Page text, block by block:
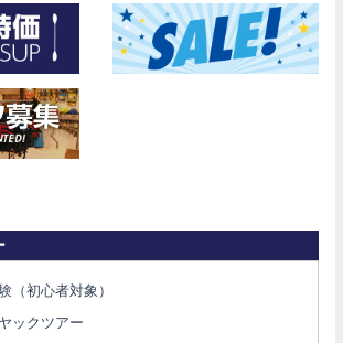
（初心者対象）
ックツアー